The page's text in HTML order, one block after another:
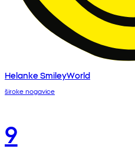
Helanke SmileyWorld
široke nogavice
9